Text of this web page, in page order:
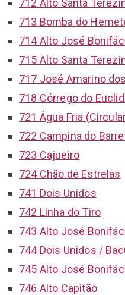
713 Bomba do
714 Alto José
715 Alto Santa
717 José Amarino
718 Córrego do
721 Água Fria
722 Campina do
723 Cajueiro
724 Chão de Estrelas
741 Dois Unidos
742 Linha do Tiro
743 Alto José
744 Dois Unidos /
745 Alto José
746 Alto Capitão